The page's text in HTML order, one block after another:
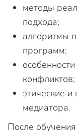
методы
подхода;
алгоритмы
программ;
конфликтов;
этические
медиатора.
После